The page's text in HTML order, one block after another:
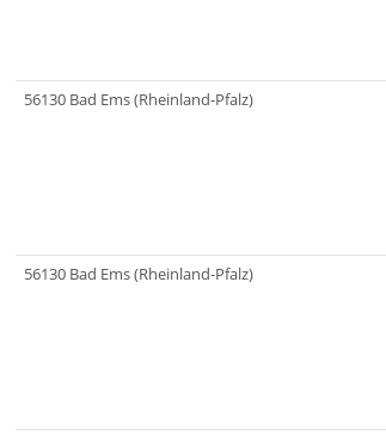
56130 Bad Ems (Rheinland-Pfalz)
56130 Bad Ems (Rheinland-Pfalz)